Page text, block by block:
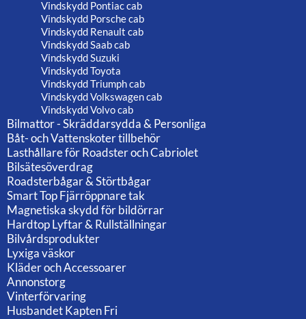
Vindskydd Pontiac cab
Vindskydd Porsche cab
Vindskydd Renault cab
Vindskydd Saab cab
Vindskydd Suzuki
Vindskydd Toyota
Vindskydd Triumph cab
Vindskydd Volkswagen cab
Vindskydd Volvo cab
Bilmattor - Skräddarsydda & Personliga
Båt- och Vattenskoter tillbehör
Lasthållare för Roadster och Cabriolet
Bilsätesöverdrag
Roadsterbågar & Störtbågar
Smart Top Fjärröppnare tak
Magnetiska skydd för bildörrar
Hardtop Lyftar & Rullställningar
Bilvårdsprodukter
Lyxiga väskor
Kläder och Accessoarer
Annonstorg
Vinterförvaring
Husbandet Kapten Fri